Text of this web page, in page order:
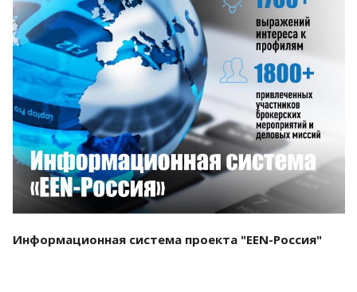
Смотреть проект
Информационная система проекта "EEN-Россия"